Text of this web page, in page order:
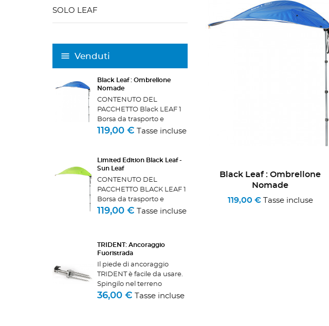
SOLO LEAF
Venduti
Black Leaf : Ombrellone
Nomade
CONTENUTO DEL
PACCHETTO Black LEAF 1
Borsa da trasporto e
stoccaggio - 1 piede di
moschetto - 1 vela shadow
e il suo piede telescopico...
119,00 € Tasse incluse
Limited Edition Black Leaf -
Sun Leaf
CONTENUTO DEL
PACCHETTO BLACK LEAF 1
Borsa da trasporto e
stoccaggio - 1 piede di
shadow e il suo piede...
119,00 € Tasse incluse
TRIDENT: Ancoraggio
Fuoristrada
Il piede di ancoraggio
TRIDENT è facile da usare.
Spingilo nel terreno
premendo con il piede
36,00 € Tasse incluse
Black Leaf : Ombrellone
Nomade
119,00 €Tasse incluse